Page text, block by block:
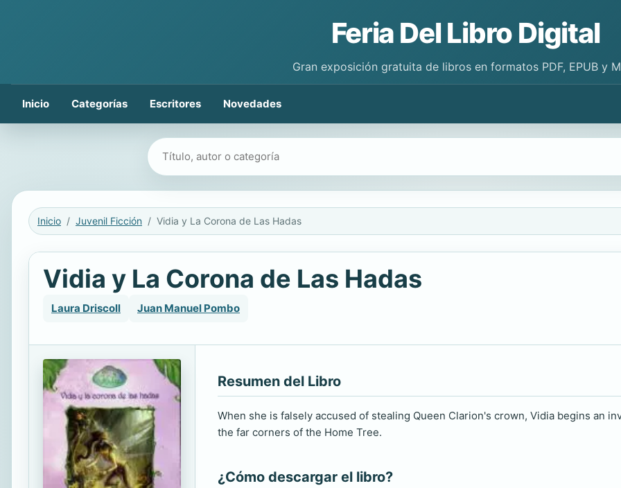
Feria Del Libro Digital
Gran exposición gratuita de libros en formatos PDF, EPUB y
Inicio Categorías Escritores Novedades
Buscar libros
Inicio Juvenil Ficción Vidia y La Corona de Las Hadas
Vidia y La Corona de Las Hadas
Laura Driscoll Juan Manuel Pombo
Resumen del Libro
When she is falsely accused of stealing Queen Clarion's crown, Vidia begins an
the far corners of the Home Tree.
¿Cómo descargar el libro?